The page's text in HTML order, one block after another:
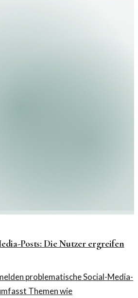
Posts: Die Nutzer ergreifen
problematische Social-Media-
Themen wie